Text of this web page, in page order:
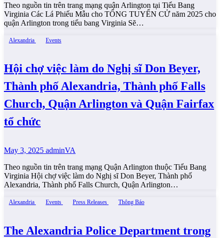
Theo nguồn tin trên trang mạng quận Arlington tại Tiểu Bang
Virginia Các Lá Phiếu Mẫu cho TỔNG TUYỂN CỬ năm 2025 cho
quận Arlington trong tiểu bang Virginia Sẽ…
Alexandria Events
Hội chợ việc làm do Nghị sĩ Don Beyer,
Thành phố Alexandria, Thành phố Falls
Church, Quận Arlington và Quận Fairfax
tổ chức
May 3, 2025 adminVA
Theo nguồn tin trên trang mạng Quận Arlington thuộc Tiểu Bang
Virginia Hội chợ việc làm do Nghị sĩ Don Beyer, Thành phố
Alexandria, Thành phố Falls Church, Quận Arlington…
Alexandria Events Press Releases Thông Báo
The Alexandria Police Department trong